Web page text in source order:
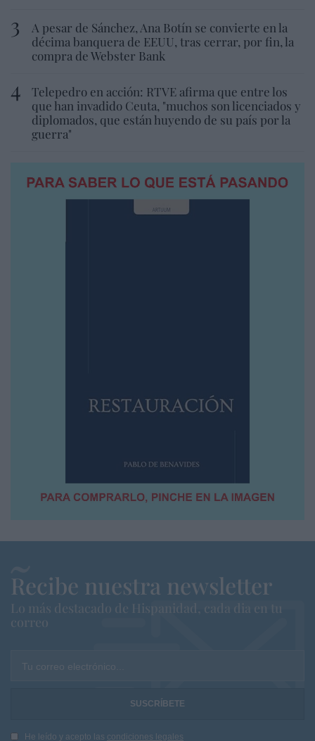
A pesar de Sánchez, Ana Botín se convierte en la
décima banquera de EEUU, tras cerrar, por fin, la
compra de Webster Bank
Telepedro en acción: RTVE afirma que entre los
que han invadido Ceuta, "muchos son licenciados y
diplomados, que están huyendo de su país por la
guerra"
Recibe nuestra newsletter
Lo más destacado de Hispanidad, cada dia en tu
correo
Tu correo electrónico...
He leído y acepto las condiciones legales